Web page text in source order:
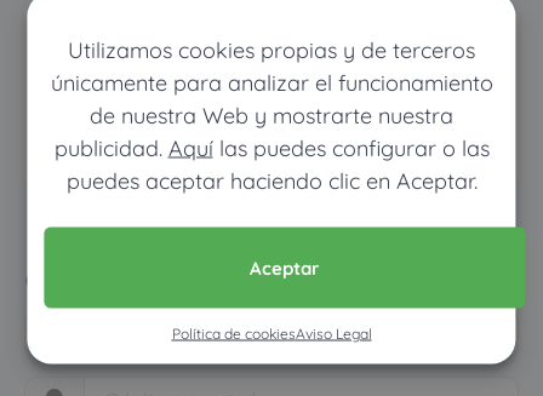
Utilizamos cookies propias y de terceros
únicamente para analizar el funcionamiento
de nuestra Web y mostrarte nuestra
publicidad. Aquílas puedes configurar o las
puedes aceptar haciendo clic en Aceptar.
Aceptar
Política de cookiesAviso Legal
Pon tus datos y descubre
cuánto dinero ahorrarías